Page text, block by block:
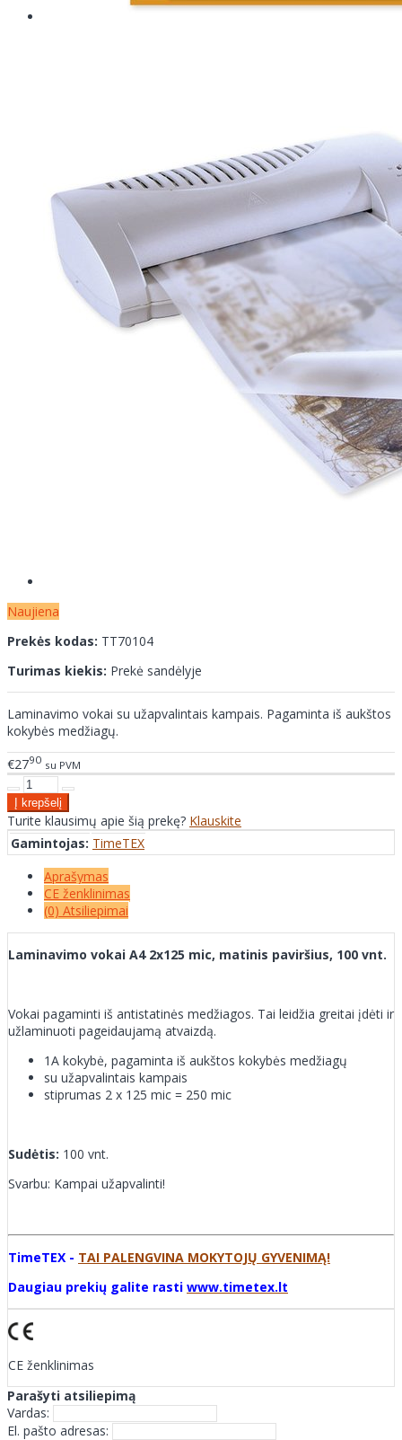
Naujiena
Prekės kodas: TT70104
Turimas kiekis: Prekė sandėlyje
Laminavimo vokai su užapvalintais kampais. Pagaminta iš aukštos
kokybės medžiagų.
€2790 su PVM
Turite klausimų apie šią prekę? Klauskite
Gamintojas: TimeTEX
Aprašymas
CE ženklinimas
(0) Atsiliepimai
Laminavimo vokai A4 2x125 mic, matinis paviršius, 100 vnt.
Vokai pagaminti iš antistatinės medžiagos. Tai leidžia greitai įdėti ir
užlaminuoti pageidaujamą atvaizdą.
1A kokybė, pagaminta iš aukštos kokybės medžiagų
su užapvalintais kampais
stiprumas 2 x 125 mic = 250 mic
Sudėtis: 100 vnt.
Svarbu: Kampai užapvalinti!
TimeTEX - TAI PALENGVINA MOKYTOJŲ GYVENIMĄ!
Daugiau prekių galite rasti www.timetex.lt
CE ženklinimas
Parašyti atsiliepimą
Vardas:
El. pašto adresas: